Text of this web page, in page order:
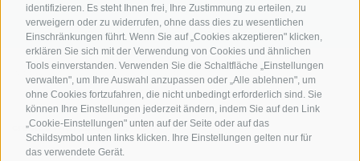
identifizieren. Es steht Ihnen frei, Ihre Zustimmung zu erteilen, zu
verweigern oder zu widerrufen, ohne dass dies zu wesentlichen
Einschränkungen führt. Wenn Sie auf „Cookies akzeptieren" klicken,
erklären Sie sich mit der Verwendung von Cookies und ähnlichen
Tools einverstanden. Verwenden Sie die Schaltfläche „Einstellungen
verwalten", um Ihre Auswahl anzupassen oder „Alle ablehnen", um
ohne Cookies fortzufahren, die nicht unbedingt erforderlich sind. Sie
können Ihre Einstellungen jederzeit ändern, indem Sie auf den Link
„Cookie-Einstellungen" unten auf der Seite oder auf das
Schildsymbol unten links klicken. Ihre Einstellungen gelten nur für
das verwendete Gerät.
PRIVACY
COOKIE PRÄFERENZEN
created with passion by